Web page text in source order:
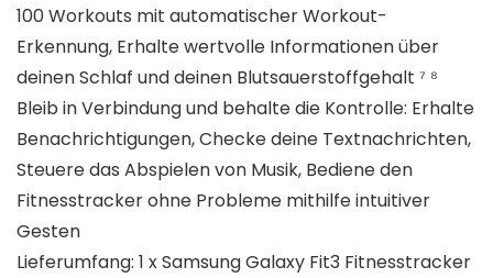
100 Workouts mit automatischer Workout-
Erkennung, Erhalte wertvolle Informationen über
deinen Schlaf und deinen Blutsauerstoffgehalt ⁷ ⁸
Bleib in Verbindung und behalte die Kontrolle: Erhalte
Benachrichtigungen, Checke deine Textnachrichten,
Steuere das Abspielen von Musik, Bediene den
Fitnesstracker ohne Probleme mithilfe intuitiver
Gesten
Lieferumfang: 1 x Samsung Galaxy Fit3 Fitnesstracker